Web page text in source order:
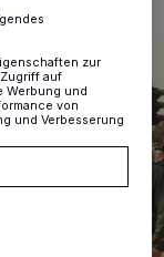
zur
auf
Werbung und
von
und Verbesserung